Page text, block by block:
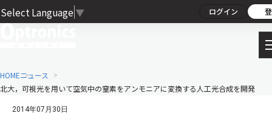
Select Language ▼ ログイン
HOMEニュース
北大，可視光を用いて空気中の窒素をアンモニアに変換する人工光合成を開発
2014年07月30日